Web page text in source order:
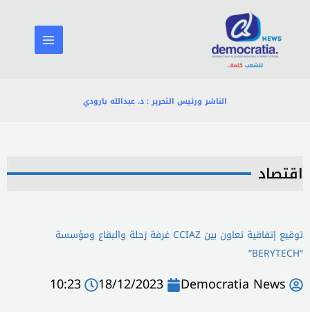
المحتوى
الناشر ورئيس التحرير : د. عبدالله بارودي
اقتصاد
توقيع إتفاقية تعاون بين CCIAZ غرفة زحلة والبقاع ومؤسسة
“BERYTECH”
Democratia News
18/12/2023
10:23